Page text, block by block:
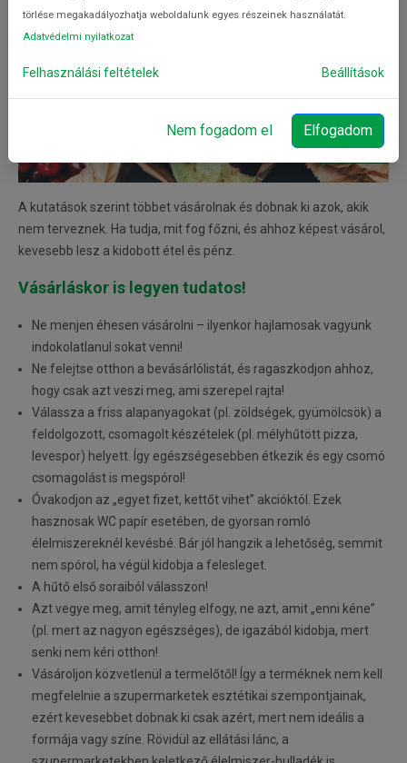
A kutatások szerint többet vásárolnak és dobnak ki azok, akik
nem terveznek. Ha tudja, mit fog főzni, és ahhoz képest vásárol,
kevesebb lesz a kidobott étel és pénz.
Vásárláskor is legyen tudatos!
Ne menjen éhesen vásárolni – ilyenkor hajlamosak vagyunk
indokolatlanul sokat venni!
Ne felejtse otthon a bevásárlólistát, és ragaszkodjon ahhoz,
hogy csak azt veszi meg, ami szerepel rajta!
Válassza a friss alapanyagokat (pl. zöldségek, gyümölcsök) a
feldolgozott, csomagolt készételek (pl. mélyhűtött pizza,
levespor) helyett. Így egészségesebben étkezik és egy csomó
csomagolást is megspórol!
Óvakodjon az „egyet fizet, kettőt vihet” akcióktól. Ezek
hasznosak WC papír esetében, de gyorsan romló
élelmiszereknél kevésbé. Bár jól hangzik a lehetőség, semmit
nem spórol, ha végül kidobja a felesleget.
A hűtő első soraiból válasszon!
Azt vegye meg, amit tényleg elfogy, ne azt, amit „enni kéne”
(pl. mert az nagyon egészséges), de igazából kidobja, mert
senki nem kéri otthon!
Vásároljon közvetlenül a termelőtől! Így a terméknek nem kell
megfelelnie a szupermarketek esztétikai szempontjainak,
ezért kevesebbet dobnak ki csak azért, mert nem ideális a
formája vagy színe. Rövidül az ellátási lánc, a
törlése megakadályozhatja weboldalunk egyes részeinek használatát.
Adatvédelmi nyilatkozat
Felhasználási feltételek Beállítások
Nem fogadom el Elfogadom